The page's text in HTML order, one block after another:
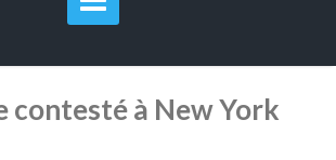
contesté à New York